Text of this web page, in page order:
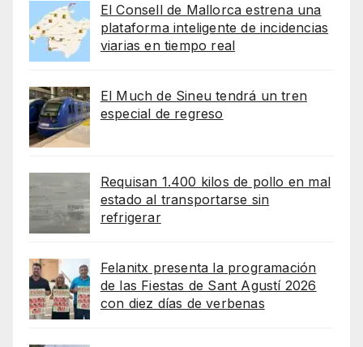
El Consell de Mallorca estrena una
plataforma inteligente de incidencias
viarias en tiempo real
El Much de Sineu tendrá un tren
especial de regreso
Requisan 1.400 kilos de pollo en mal
estado al transportarse sin
refrigerar
Felanitx presenta la programación
de las Fiestas de Sant Agustí 2026
con diez días de verbenas